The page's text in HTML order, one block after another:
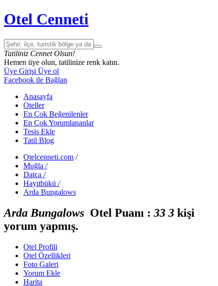
Otel Cenneti
Tatiliniz Cennet Olsun!
Hemen üye olun, tatilinize renk katın.
Üye Girişi Üye ol
Facebook ile Bağlan
Anasayfa
Oteller
En Çok Beğenilenler
En Çok Yorumlananlar
Tesis Ekle
Tatil Blog
Otelcenneti.com /
Muğla /
Datça /
Hayıtbükü /
Arda Bungalows
Arda Bungalows Otel Puanı : 33 3 kişi
yorum yapmış.
Otel Profili
Otel Özellikleri
Foto Galeri
Yorum Ekle
Harita